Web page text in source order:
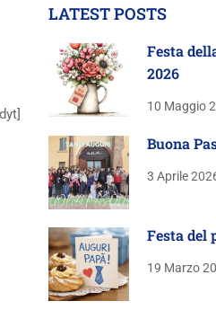
LATEST POSTS
Festa
2026
10 Maggio
Buona
3 Aprile
Festa del
19 Marzo